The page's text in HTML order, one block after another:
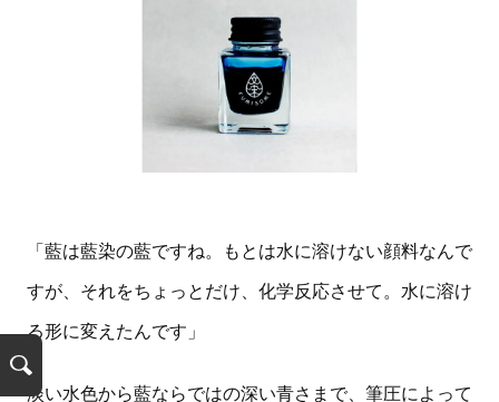
「藍は藍染の藍ですね。もとは水に溶けない顔料なんで
すが、それをちょっとだけ、化学反応させて。水に溶け
る形に変えたんです」
淡い水色から藍ならではの深い青さまで、筆圧によって
検